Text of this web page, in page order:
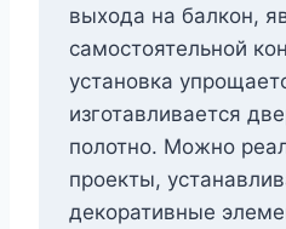
выхода на балкон,
самостоятельной
установка
изготавливается
полотно. Можно
проекты,
декоративные